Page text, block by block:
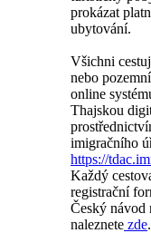
prokázat
ubytování.
Všichni
nebo
online
Thajskou
imigračního
https://
Každý
registrační
Český návod
naleznete zde.